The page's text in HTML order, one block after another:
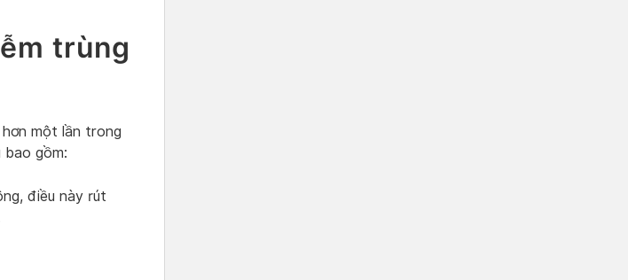
trùng
một lần trong
bao gồm:
điều này rút